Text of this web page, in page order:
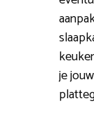
je